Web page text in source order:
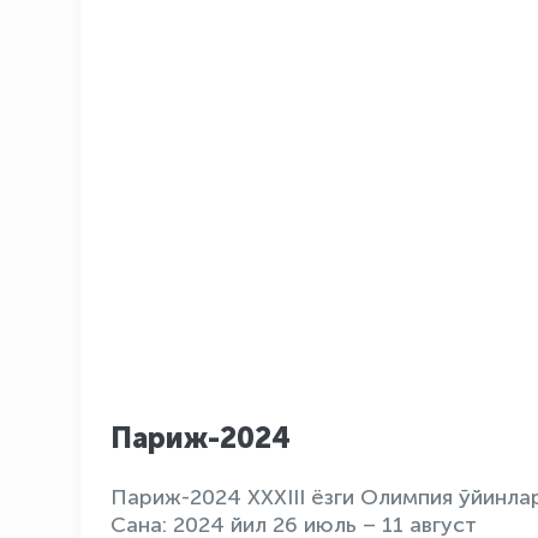
Париж-2024
Париж-2024 XXXIII ёзги Олимпия
Сана: 2024 йил 26 июль – 11 август